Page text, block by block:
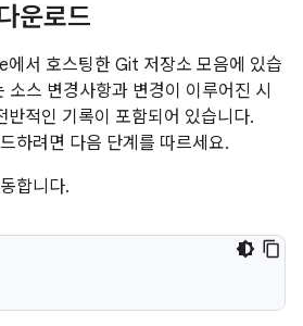
운로드
서 호스팅한 Git 저장소 모음에 있습
스 변경사항과 변경이 이루어진 시
적인 기록이 포함되어 있습니다.
하려면 다음 단계를 따르세요.
합니다.